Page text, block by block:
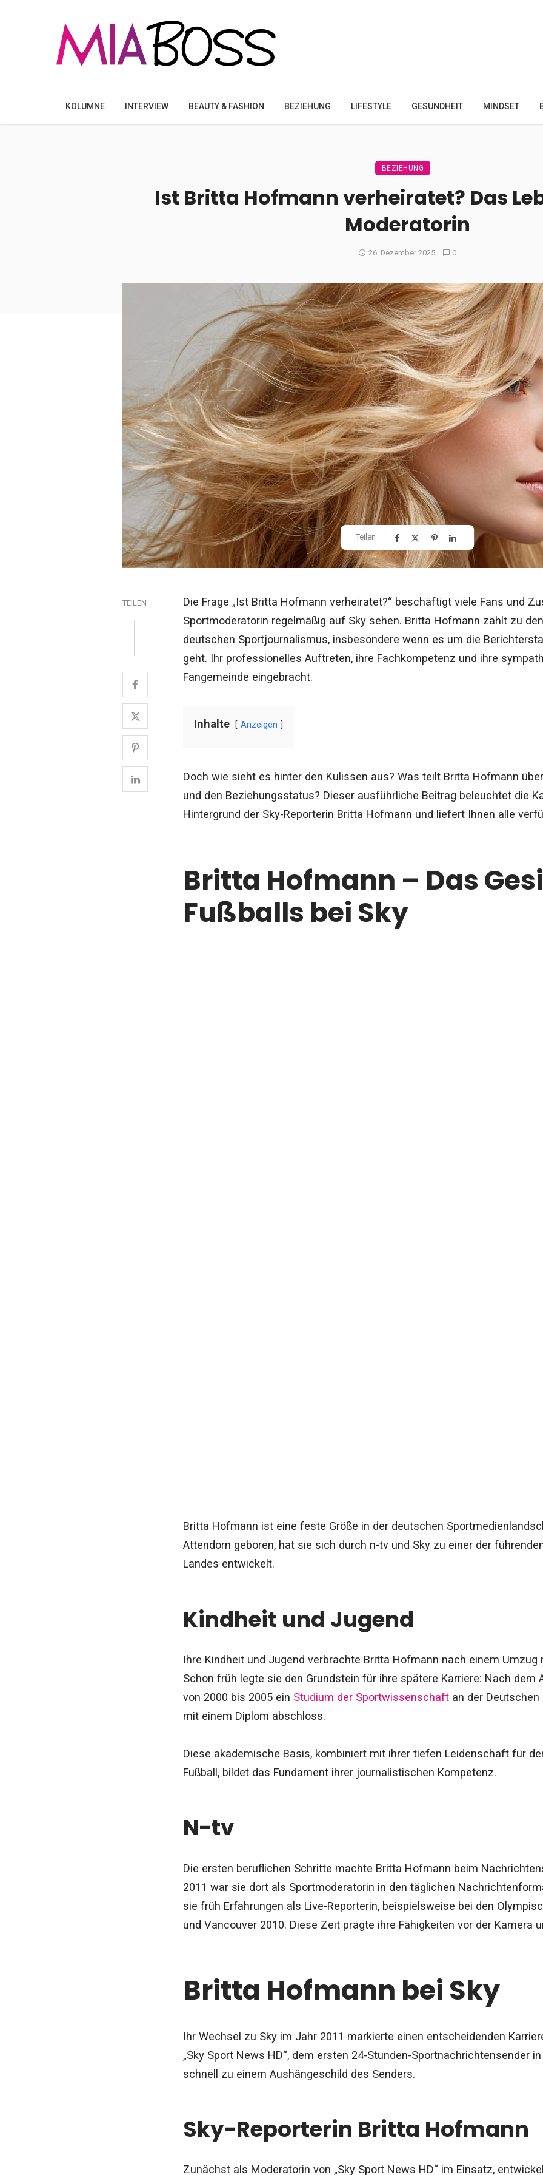
KOLUMNE INTERVIEW BEAUTY & FASHION BEZIEHUNG LIFESTYLE GESUNDHEIT MINDSET
BEZIEHUNG
Ist Britta Hofmann verheiratet? Das
Moderatorin
26. Dezember 2025 0
Teilen
TEILEN
Die Frage „Ist Britta Hofmann verheiratet?“ beschäftigt viele Fans und
Sportmoderatorin regelmäßig auf Sky sehen. Britta Hofmann zählt zu
deutschen Sportjournalismus, insbesondere wenn es um die
geht. Ihr professionelles Auftreten, ihre Fachkompetenz und ihre
Fangemeinde eingebracht.
Inhalte Anzeigen
Doch wie sieht es hinter den Kulissen aus? Was teilt Britta Hofmann
und den Beziehungsstatus? Dieser ausführliche Beitrag beleuchtet die
Hintergrund der Sky-Reporterin Britta Hofmann und liefert Ihnen alle
Britta Hofmann – Das
Fußballs bei Sky
Britta Hofmann ist eine feste Größe in der deutschen
Attendorn geboren, hat sie sich durch n-tv und Sky zu einer der
Landes entwickelt.
Kindheit und Jugend
Ihre Kindheit und Jugend verbrachte Britta Hofmann nach einem
Schon früh legte sie den Grundstein für ihre spätere Karriere: Nach dem
von 2000 bis 2005 ein Studium der Sportwissenschaft an der
mit einem Diplom abschloss.
Diese akademische Basis, kombiniert mit ihrer tiefen Leidenschaft für
Fußball, bildet das Fundament ihrer journalistischen Kompetenz.
N-tv
Die ersten beruflichen Schritte machte Britta Hofmann beim
2011 war sie dort als Sportmoderatorin in den täglichen
sie früh Erfahrungen als Live-Reporterin, beispielsweise bei den
und Vancouver 2010. Diese Zeit prägte ihre Fähigkeiten vor der Kamera
Britta Hofmann bei Sky
Ihr Wechsel zu Sky im Jahr 2011 markierte einen entscheidenden
„Sky Sport News HD“, dem ersten 24-Stunden-Sportnachrichtensender
schnell zu einem Aushängeschild des Senders.
Sky-Reporterin Britta Hofmann
Zunächst als Moderatorin von „Sky Sport News HD“ im Einsatz,